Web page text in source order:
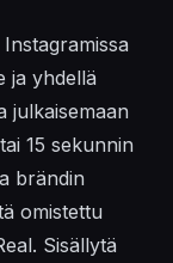
ja yhdellä
julkaisemaan
15 sekunnin
brändin
omistettu
Sisällytä